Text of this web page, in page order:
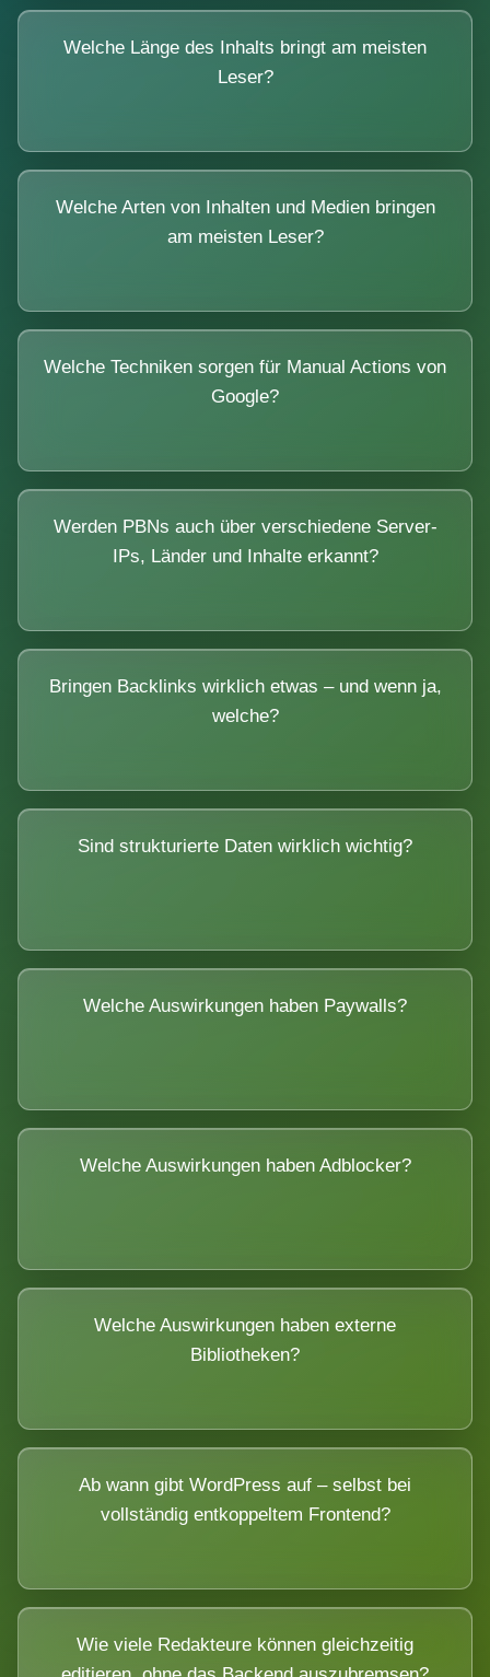
Welche Länge des Inhalts bringt am meisten
Leser?
Welche Arten von Inhalten und Medien bringen
am meisten Leser?
Welche Techniken sorgen für Manual Actions von
Google?
Werden PBNs auch über verschiedene Server-
IPs, Länder und Inhalte erkannt?
Bringen Backlinks wirklich etwas – und wenn ja,
welche?
Sind strukturierte Daten wirklich wichtig?
Welche Auswirkungen haben Paywalls?
Welche Auswirkungen haben Adblocker?
Welche Auswirkungen haben externe
Bibliotheken?
Ab wann gibt WordPress auf – selbst bei
vollständig entkoppeltem Frontend?
Wie viele Redakteure können gleichzeitig